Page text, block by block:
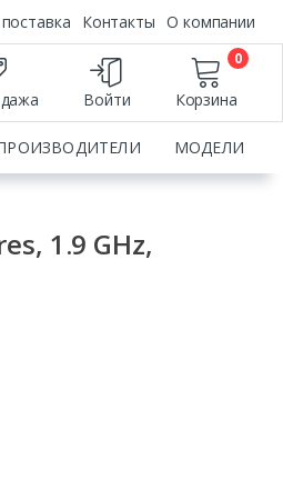
Контакты О компании
Войти Корзина
0
МОДЕЛИ
1.9 GHz,